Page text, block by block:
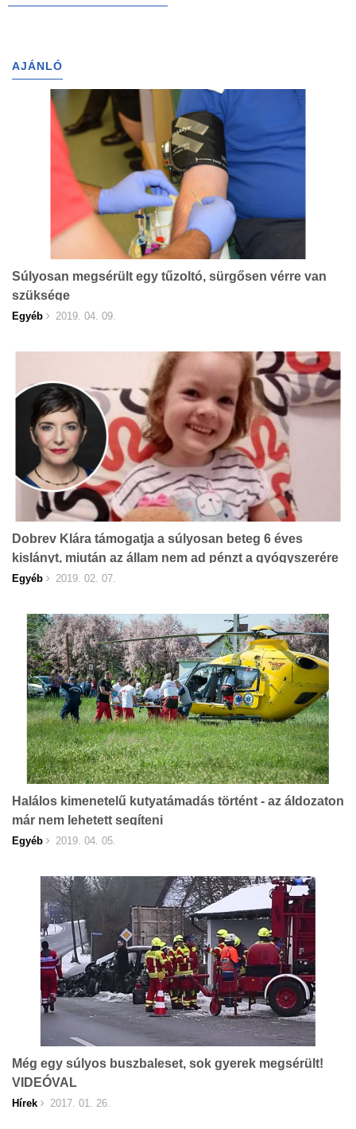
AJÁNLÓ
Súlyosan megsérült egy tűzoltó, sürgősen vérre van
szüksége
Egyéb 2019. 04. 09.
Dobrev Klára támogatja a súlyosan beteg 6 éves
kislányt, miután az állam nem ad pénzt a gyógyszerére
Egyéb 2019. 02. 07.
Halálos kimenetelű kutyatámadás történt - az áldozaton
már nem lehetett segíteni
Egyéb 2019. 04. 05.
Még egy súlyos buszbaleset, sok gyerek megsérült!
VIDEÓVAL
Hírek 2017. 01. 26.